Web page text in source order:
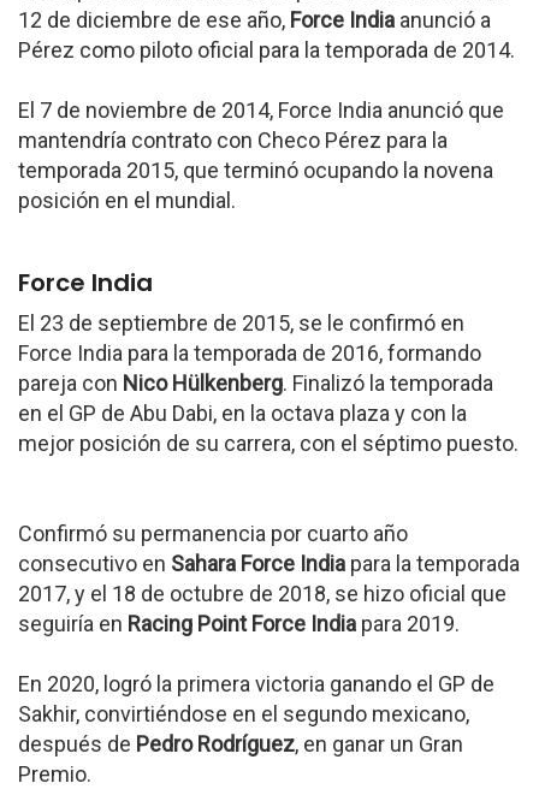
12 de diciembre de ese año, Force India anunció a
Pérez como piloto oficial para la temporada de 2014.
El 7 de noviembre de 2014, Force India anunció que
mantendría contrato con Checo Pérez para la
temporada 2015, que terminó ocupando la novena
posición en el mundial.
Force India
El 23 de septiembre de 2015, se le confirmó en
Force India para la temporada de 2016, formando
pareja con Nico Hülkenberg. Finalizó la temporada
en el GP de Abu Dabi, en la octava plaza y con la
mejor posición de su carrera, con el séptimo puesto.
Confirmó su permanencia por cuarto año
consecutivo en Sahara Force India para la temporada
2017, y el 18 de octubre de 2018, se hizo oficial que
seguiría en Racing Point Force India para 2019.
En 2020, logró la primera victoria ganando el GP de
Sakhir, convirtiéndose en el segundo mexicano,
después de Pedro Rodríguez, en ganar un Gran
Premio.